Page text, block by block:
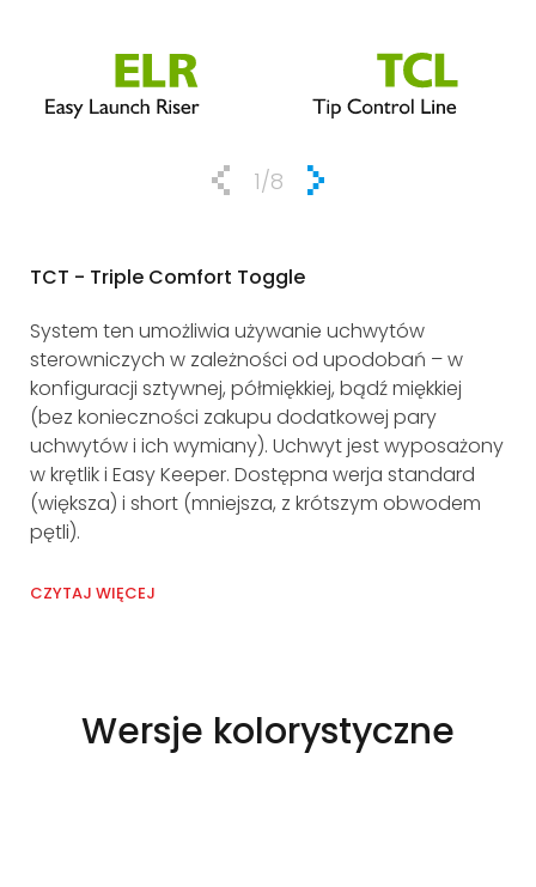
1/8
TCT - Triple Comfort Toggle
System ten umożliwia używanie uchwytów
sterowniczych w zależności od upodobań – w
konfiguracji sztywnej, półmiękkiej, bądź miękkiej
(bez konieczności zakupu dodatkowej pary
uchwytów i ich wymiany). Uchwyt jest wyposażony
w krętlik i Easy Keeper. Dostępna werja standard
(większa) i short (mniejsza, z krótszym obwodem
pętli).
CZYTAJ WIĘCEJ
Wersje kolorystyczne